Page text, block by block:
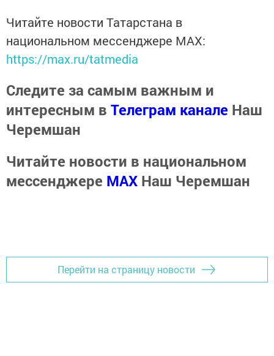
Читайте новости Татарстана в
национальном мессенджере MАХ:
https://max.ru/tatmedia
Следите за самым важным и
интересным в Телеграм канале Наш
Черемшан
Читайте новости в национальном
мессенджере MАХ Наш Черемшан
Перейти на страницу новости